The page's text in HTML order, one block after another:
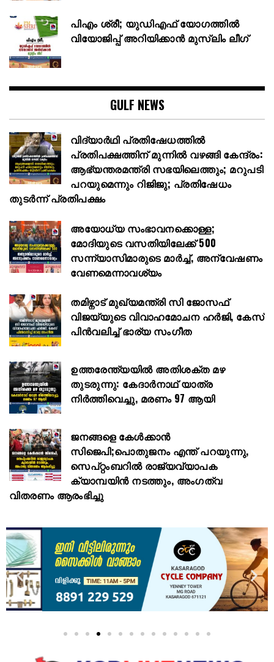
പിഎം ശ്രീ; യുഡിഎഫ് യോഗത്തില്‍
വിയോജിപ്പ് അറിയിക്കാന്‍ മുസ്ലിം ലീഗ്
GULF NEWS
വിദ്യാർഥി പ്രതിഷേധത്തിൽ
പ്രതിപക്ഷത്തിന് മുന്നിൽ വഴങ്ങി കേന്ദ്രം:
ആഭ്യന്തരമന്ത്രി സഭയിലെത്തും; മറുപടി
പറയുമെന്നും റിജിജു; പ്രതിഷേധം
തുടർന്ന് പ്രതിപക്ഷം
അയോധ്യ സംഭാവനക്കൊള്ള;
മോദിയുടെ വസതിയിലേക്ക് 500
സന്ന്യാസിമാരുടെ മാർച്ച്, അന്വേഷണം
വേണമെന്നാവശ്യം
തമിഴ്നാട് മുഖ്യമന്ത്രി സി ജോസഫ്
വിജയ്‌യുടെ വിവാഹമോചന ഹർജി, കേസ്
പിൻവലിച്ച് ഭാര്യ സംഗീത
ഉത്തരേന്ത്യയിൽ അതിശക്ത മഴ
തുടരുന്നു: കേദാർനാഥ് യാത്ര
നിർത്തിവെച്ചു, മരണം 97 ആയി
ജനങ്ങളെ കേൾക്കാൻ
സിജെപി;പൊതുജനം എന്ത് പറയുന്നു,
സെപ്റ്റംബറിൽ രാജ്യവ്യാപക
ക്യാമ്പയിൻ നടത്തും, അംഗത്വ
വിതരണം ആരംഭിച്ചു